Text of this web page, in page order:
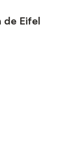
de Eifel